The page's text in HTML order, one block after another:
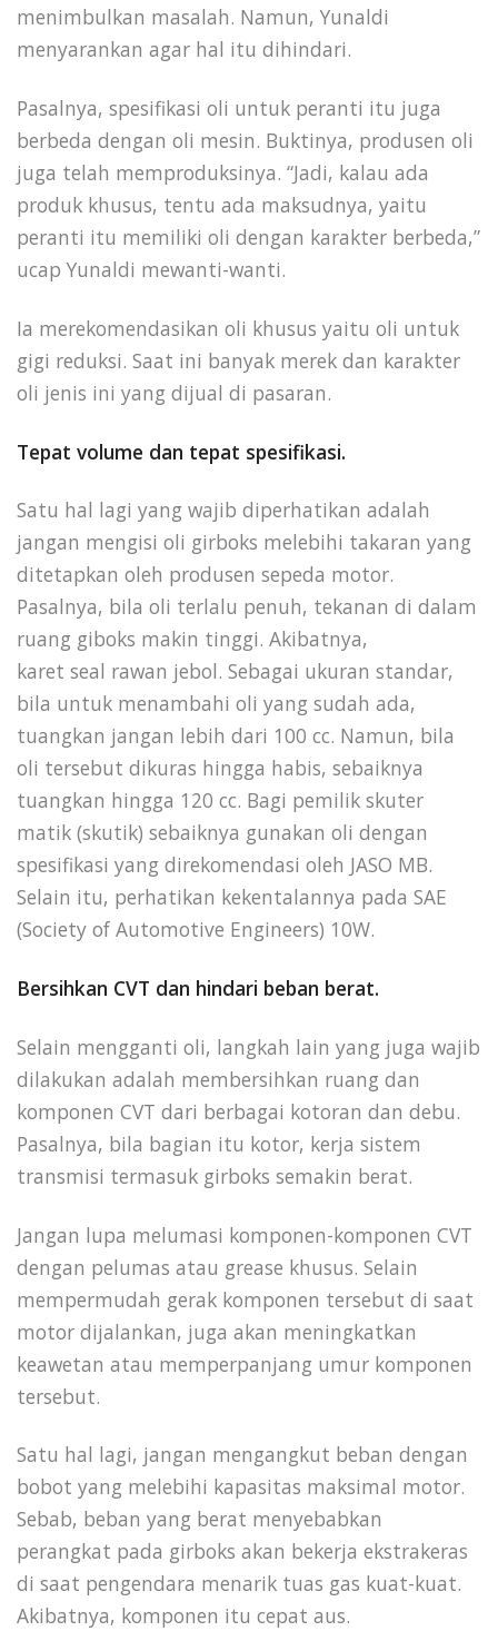
menimbulkan masalah. Namun, Yunaldi
menyarankan agar hal itu dihindari.
Pasalnya, spesifikasi oli untuk peranti itu juga
berbeda dengan oli mesin. Buktinya, produsen oli
juga telah memproduksinya. “Jadi, kalau ada
produk khusus, tentu ada maksudnya, yaitu
peranti itu memiliki oli dengan karakter berbeda,”
ucap Yunaldi mewanti-wanti.
Ia merekomendasikan oli khusus yaitu oli untuk
gigi reduksi. Saat ini banyak merek dan karakter
oli jenis ini yang dijual di pasaran.
Tepat volume dan tepat spesifikasi.
Satu hal lagi yang wajib diperhatikan adalah
jangan mengisi oli girboks melebihi takaran yang
ditetapkan oleh produsen sepeda motor.
Pasalnya, bila oli terlalu penuh, tekanan di dalam
ruang giboks makin tinggi. Akibatnya,
karet seal rawan jebol. Sebagai ukuran standar,
bila untuk menambahi oli yang sudah ada,
tuangkan jangan lebih dari 100 cc. Namun, bila
oli tersebut dikuras hingga habis, sebaiknya
tuangkan hingga 120 cc. Bagi pemilik skuter
matik (skutik) sebaiknya gunakan oli dengan
spesifikasi yang direkomendasi oleh JASO MB.
Selain itu, perhatikan kekentalannya pada SAE
(Society of Automotive Engineers) 10W.
Bersihkan CVT dan hindari beban berat.
Selain mengganti oli, langkah lain yang juga wajib
dilakukan adalah membersihkan ruang dan
komponen CVT dari berbagai kotoran dan debu.
Pasalnya, bila bagian itu kotor, kerja sistem
transmisi termasuk girboks semakin berat.
Jangan lupa melumasi komponen-komponen CVT
dengan pelumas atau grease khusus. Selain
mempermudah gerak komponen tersebut di saat
motor dijalankan, juga akan meningkatkan
keawetan atau memperpanjang umur komponen
tersebut.
Satu hal lagi, jangan mengangkut beban dengan
bobot yang melebihi kapasitas maksimal motor.
Sebab, beban yang berat menyebabkan
perangkat pada girboks akan bekerja ekstrakeras
di saat pengendara menarik tuas gas kuat-kuat.
Akibatnya, komponen itu cepat aus.